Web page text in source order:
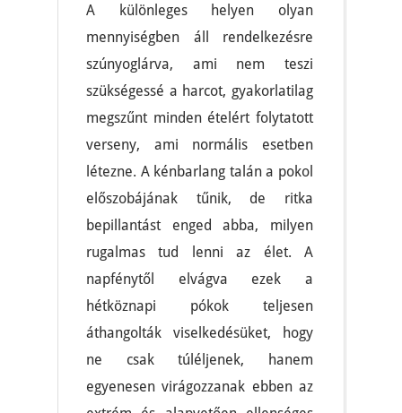
A különleges helyen olyan
mennyiségben áll rendelkezésre
szúnyoglárva, ami nem teszi
szükségessé a harcot, gyakorlatilag
megszűnt minden ételért folytatott
verseny, ami normális esetben
létezne. A kénbarlang talán a pokol
előszobájának tűnik, de ritka
bepillantást enged abba, milyen
rugalmas tud lenni az élet. A
napfénytől elvágva ezek a
hétköznapi pókok teljesen
áthangolták viselkedésüket, hogy
ne csak túléljenek, hanem
egyenesen virágozzanak ebben az